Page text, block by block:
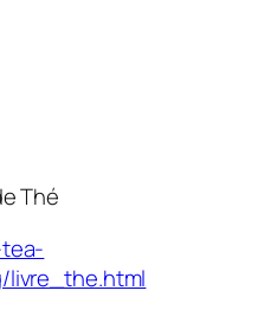
Thé
livre_the.html